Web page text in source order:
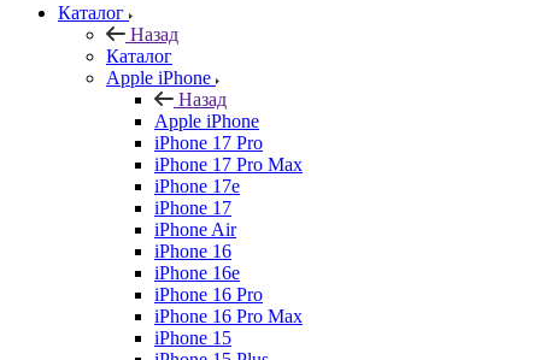
Каталог
Назад
Каталог
Apple iPhone
Назад
Apple iPhone
iPhone 17 Pro
iPhone 17 Pro Max
iPhone 17e
iPhone 17
iPhone Air
iPhone 16
iPhone 16e
iPhone 16 Pro
iPhone 16 Pro Max
iPhone 15